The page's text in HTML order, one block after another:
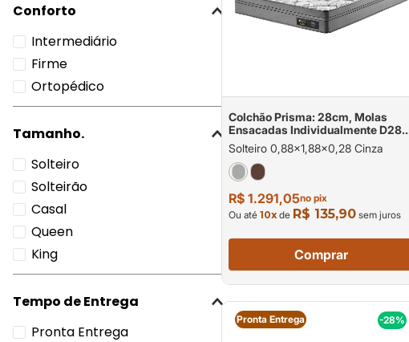
Conforto
Intermediário
Firme
Ortopédico
Tamanho.
Solteiro
Solteirão
Casal
Queen
King
Tempo de Entrega
Pronta Entrega
Colchão Prisma: 28cm, Molas
Ensacadas Individualmente D28
Suporte de Peso até 120kg por
Pessoa
Solteiro 0,88x1,88x0,28 Cinza
R$ 1.291,05no pix
Ou até10x de R$ 135,90 sem juros
Comprar
Pronta Entrega -28%